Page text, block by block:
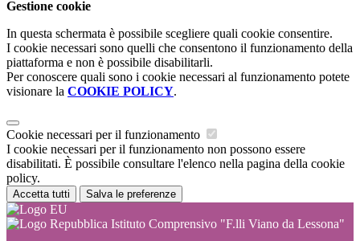
Gestione cookie
In questa schermata è possibile scegliere quali cookie consentire.
I cookie necessari sono quelli che consentono il funzionamento della
piattaforma e non è possibile disabilitarli.
Per conoscere quali sono i cookie necessari al funzionamento potete
visionare la COOKIE POLICY.
Cookie necessari per il funzionamento
I cookie necessari per il funzionamento non possono essere
disabilitati. È possibile consultare l'elenco nella pagina della cookie
policy.
Accetta tutti Salva le preferenze
Istituto Comprensivo "F.lli Viano da Lessona"